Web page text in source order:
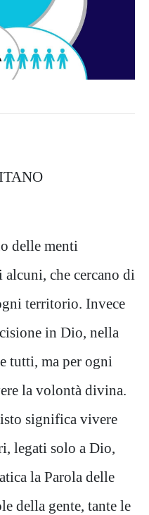
delle menti
che cercano di
territorio. Invece
in Dio, nella
tutti, ma per ogni
la volontà divina.
significa vivere
legati solo a Dio,
la Parola delle
della gente, tante le